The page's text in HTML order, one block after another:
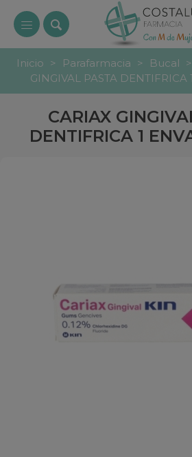
Inicio > Parafarmacia > Bucal >
GINGIVAL PASTA DENTIFRICA
CARIAX
DENTIFRICA 1